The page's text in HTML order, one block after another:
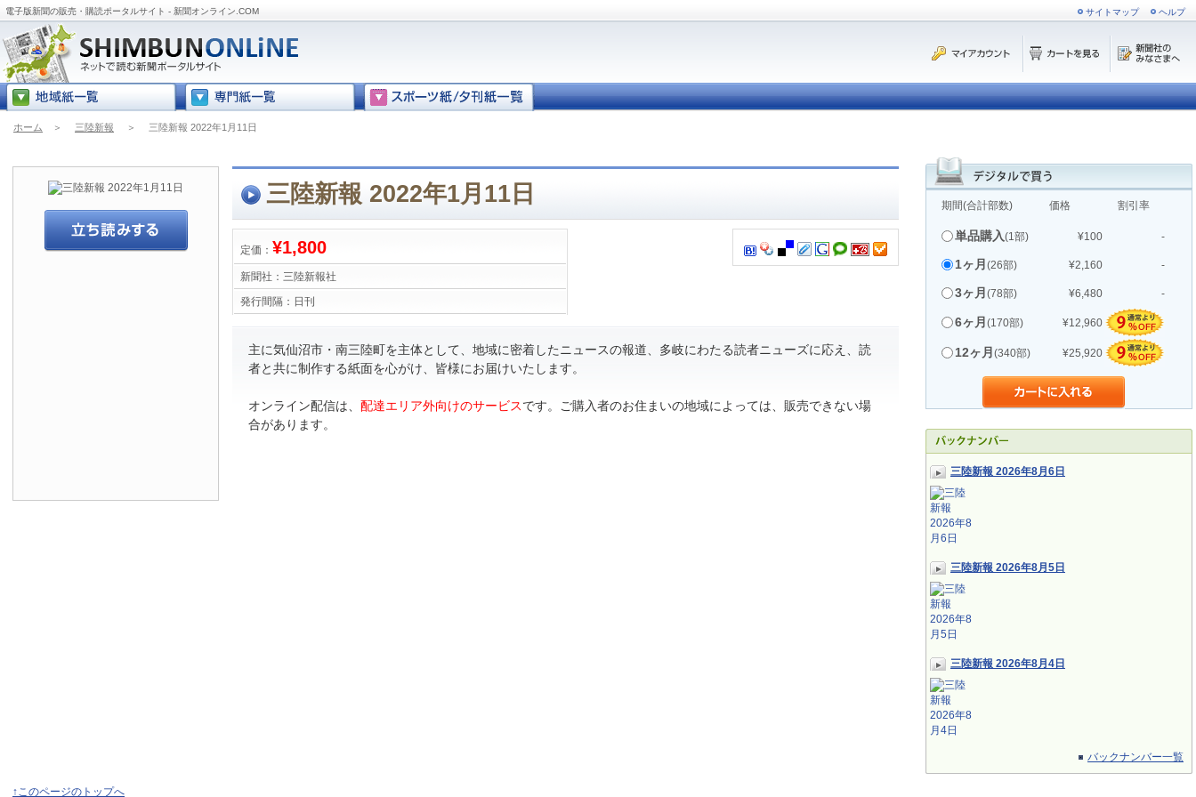
電子版新聞の販売・購読ポータルサイト - 新聞オンライン.COM サイトマップ ヘルプ
ホーム ＞ 三陸新報 ＞ 三陸新報 2022年1月11日
期間(合計部数) 価格 割引率
単品購入(1部) ¥100 -
1ヶ月 (26部) ¥2,160 -
3ヶ月 (78部) ¥6,480 -
6ヶ月 (170部) ¥12,960
12ヶ月 (340部) ¥25,920
三陸新報 2026年8月6日
三陸新報 2026年8月5日
三陸新報 2026年8月4日
バックナンバー一覧
三陸新報 2022年1月11日
定価： ¥1,800
新聞社： 三陸新報社
発行間隔： 日刊
主に気仙沼市・南三陸町を主体として、地域に密着したニュースの報道、多岐にわたる読者ニューズに応え、読
者と共に制作する紙面を心がけ、皆様にお届けいたします。
オンライン配信は、 配達エリア外向けのサービスです。ご購入者のお住まいの地域によっては、販売できない場
合があります。
↑このページのトップへ